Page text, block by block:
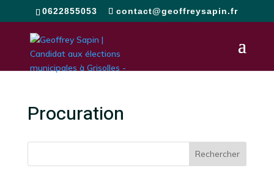
0622855053 contact@geoffreysapin.fr
Procuration
Rechercher